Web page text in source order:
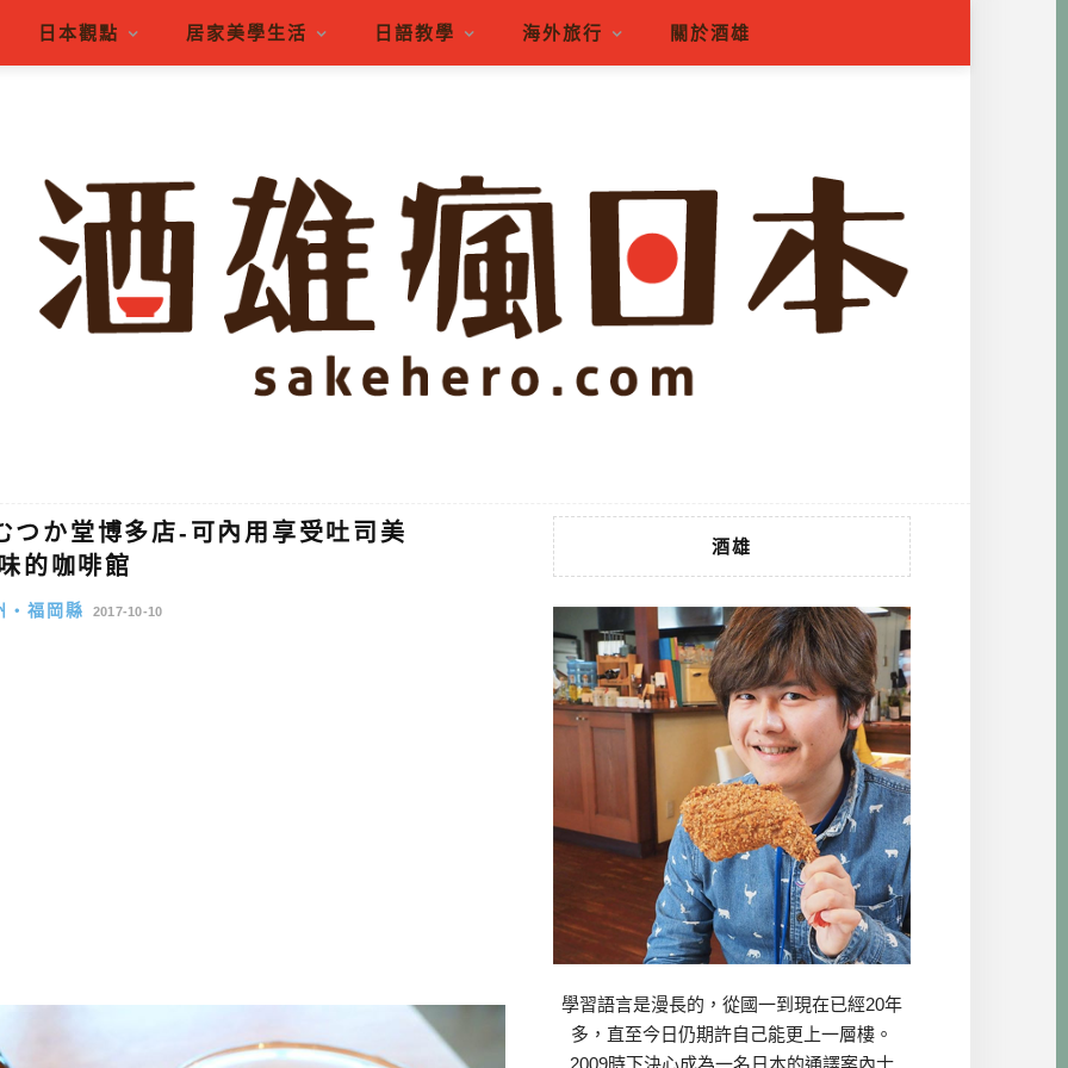
日本觀點 居家美學生活 日語教學 海外旅行 關於酒雄
か堂博多店-可內用享受吐司美
的咖啡館
・福岡縣 2017-10-10
酒雄
學習語言是漫長的，從國一到現在已經20年
多，直至今日仍期許自己能更上一層樓。
2009時下決心成為一名日本的通譯案內士